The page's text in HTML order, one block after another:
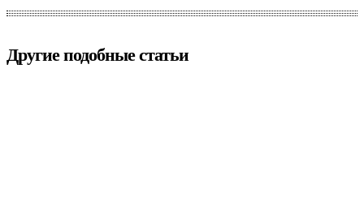
Другие подобные статьи